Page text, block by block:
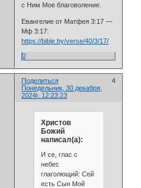
с Ним Мое благоволение.
Евангелие от Матфея 3:17 —
Мф 3:17:
https://bible.by/verse/40/3/17/
0
Поделиться
4
Понедельник, 30 декабря,
2024г. 12:23:23
Христов
Божий
написал(а):
И се, глас с
небес
глаголющий: Сей
есть Сын Мой